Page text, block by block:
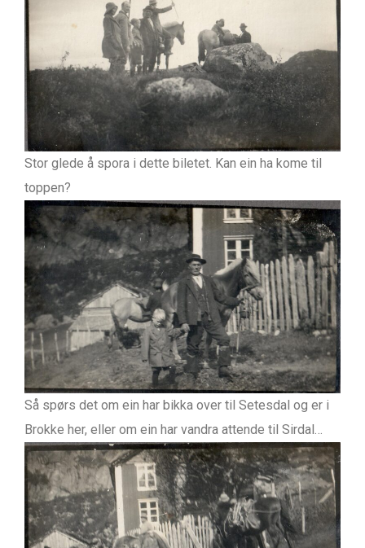
Stor glede å spora i dette biletet. Kan ein ha kome til
toppen?
Så spørs det om ein har bikka over til Setesdal og er i
Brokke her, eller om ein har vandra attende til Sirdal…